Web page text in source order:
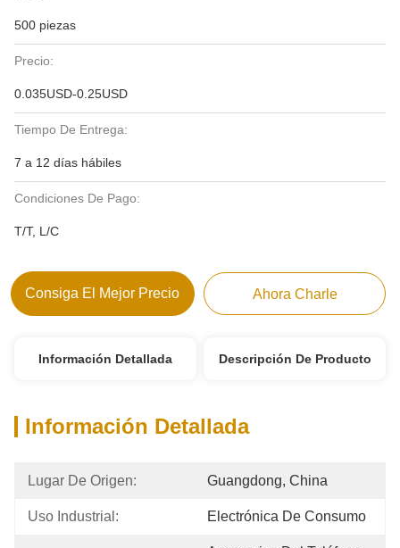
500 piezas
Precio:
0.035USD-0.25USD
Tiempo De Entrega:
7 a 12 días hábiles
Condiciones De Pago:
T/T, L/C
Consiga El Mejor Precio Ahora Charle
Información Detallada Descripción De Producto
Información Detallada
Lugar De Origen: Guangdong, China
Uso Industrial: Electrónica De Consumo